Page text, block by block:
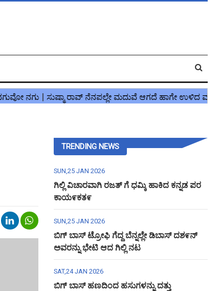
TRENDING NEWS
SUN,25 JAN 2026
ಗಿಲ್ಲಿ ವಿಚಾರವಾಗಿ ರಜತ್ ಗೆ ಧಮ್ಕಿ ಹಾಕಿದ ಕನ್ನಡ ಪರ
ಕಾಯ೯ಕತ೯
SUN,25 JAN 2026
ಬಿಗ್ ಬಾಸ್ ಟ್ರೋಫಿ ಗೆದ್ದ ಬೆನ್ನಲ್ಲೇ ಡಿಬಾಸ್ ದಶ೯ನ್
ಅವರನ್ನು ಭೇಟಿ ಆದ ಗಿಲ್ಲಿ ನಟ
SAT,24 JAN 2026
ಬಿಗ್ ಬಾಸ್ ಹಣದಿಂದ ಹಸುಗಳನ್ನು ದತ್ತು